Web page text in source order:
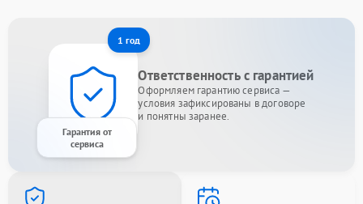
1 год
Гарантия от
сервиса
Ответственность с гарантией
Оформляем гарантию сервиса —
условия зафиксированы в договоре
и понятны заранее.